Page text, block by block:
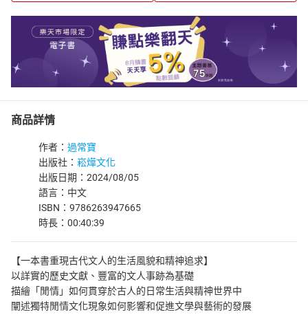
商品詳情
作者： 過常寶
出版社： 崧燁文化
出版日期：2024/08/05
語言：中文
ISBN：9786263947665
時長：00:40:39
【一本書重現古代文人的生活風貌和精神追求】
以詳實的歷史文獻、豐富的文人事跡為基礎
描繪「閒情」如何貫穿於古人的日常生活與精神世界中
闡述獨特閒情文化現象如何影響和促進文學與藝術的發展